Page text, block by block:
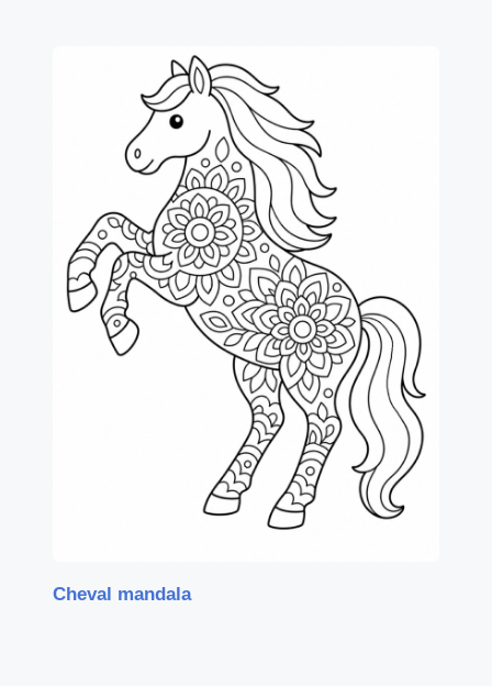
Cheval mandala